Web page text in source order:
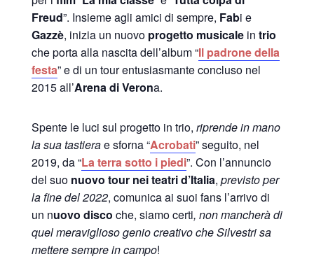
Freud”. Insieme agli amici di sempre, Fabi e
Gazzè, inizia un nuovoprogetto musicalein trio
che porta alla nascita dell’album “Il padrone della
festa” e di un tour entusiasmante concluso nel
2015 all’Arena di Verona.
Spente le luci sul progetto in trio, riprende in mano
la sua tastierae sforna “Acrobati” seguito, nel
2019, da “La terra sotto i piedi”. Con l’annuncio
del suonuovo tour nei teatri d’Italia, previsto per
la fine del 2022, comunica ai suoi fans l’arrivo di
un nuovo disco che, siamo certi, non mancherà di
quel meraviglioso genio creativo che Silvestri sa
mettere sempre in campo!